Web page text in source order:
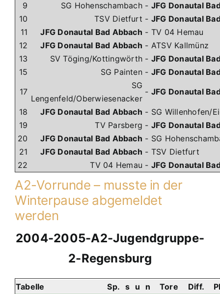
9
SG Hohenschambach- JFG Donautal
10
TSV Dietfurt - JFG Donautal
11
JFG Donautal Bad Abbach - TV 04 Hemau
12
JFG Donautal Bad Abbach - ATSV Kallmünz
13
SV Töging/Kottingwörth- JFG Donautal
15
SG Painten- JFG Donautal
17
SG
Lengenfeld/Oberwiesenacker
- JFG Donautal
18 JFG Donautal Bad Abbach - SG Willenhofen/
19
TV Parsberg - JFG Donautal
20
JFG Donautal Bad Abbach - SG
21
JFG Donautal Bad Abbach - TSV Dietfurt
22
TV 04 Hemau - JFG Donautal
A2-Vorrunde – musste in der
Winterpause abgemeldet
werden
2004-2005-A2-Jugendgruppe-
2-Regensburg
Tabelle Sp. s u n Tore Diff.